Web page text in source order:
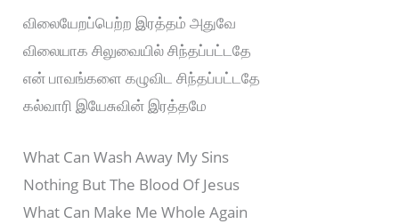
விலையேறப்பெற்ற இரத்தம் அதுவே
விலையாக சிலுவையில் சிந்தப்பட்டதே
என் பாவங்களை கழுவிட சிந்தப்பட்டதே
கல்வாரி இயேசுவின் இரத்தமே
What Can Wash Away My Sins
Nothing But The Blood Of Jesus
What Can Make Me Whole Again